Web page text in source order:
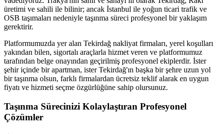
üretimi ve sahili ile bilinir; ancak İstanbul ile yoğun ticari trafik ve
OSB taşımaları nedeniyle taşınma süreci profesyonel bir yaklaşım
gerektirir.
Platformumuzda yer alan Tekirdağ nakliyat firmaları, yerel koşulları
yakından bilen, sigortalı araçlarla hizmet veren ve platformumuz
tarafından belge onayından geçirilmiş profesyonel ekiplerdir. İster
şehir içinde bir apartman, ister Tekirdağ'ın başka bir şehre uzun yol
bir taşınma olsun, farklı firmalardan ücretsiz teklif alarak en uygun
fiyatı ve hizmeti seçme özgürlüğüne sahip olursunuz.
Taşınma Sürecinizi Kolaylaştıran Profesyonel
Çözümler